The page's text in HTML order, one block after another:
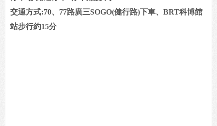
交通方式:70、77路廣三SOGO(健行路)下車、BRT科博館
站步行約15分